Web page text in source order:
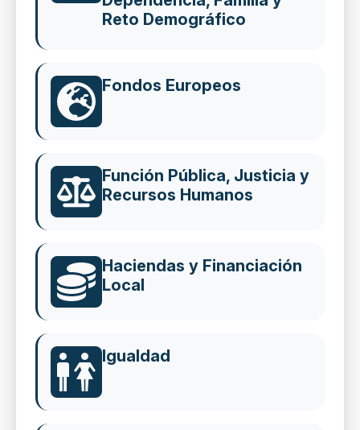
Reto Demográfico
Fondos Europeos
Función Pública, Justicia y
Recursos Humanos
Haciendas y Financiación
Local
Igualdad